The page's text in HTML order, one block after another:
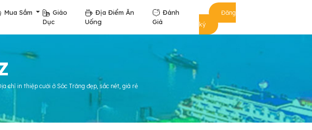
Mua Sắm
Giáo
Dục
Địa Điểm Ăn
Uống
Đánh
Giá
Đăng
ký
chỉ in thiệp cưới ở Sóc Trăng đẹp, sắc nét, giá rẻ